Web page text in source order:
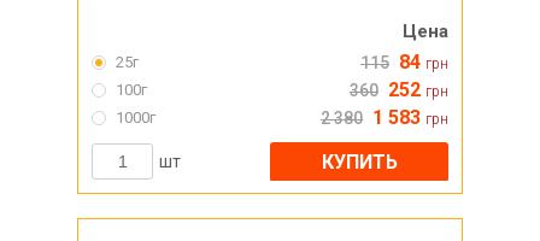
Цена
25г 115 84 грн
100г 360 252 грн
1000г 2 380 1 583 грн
шт КУПИТЬ